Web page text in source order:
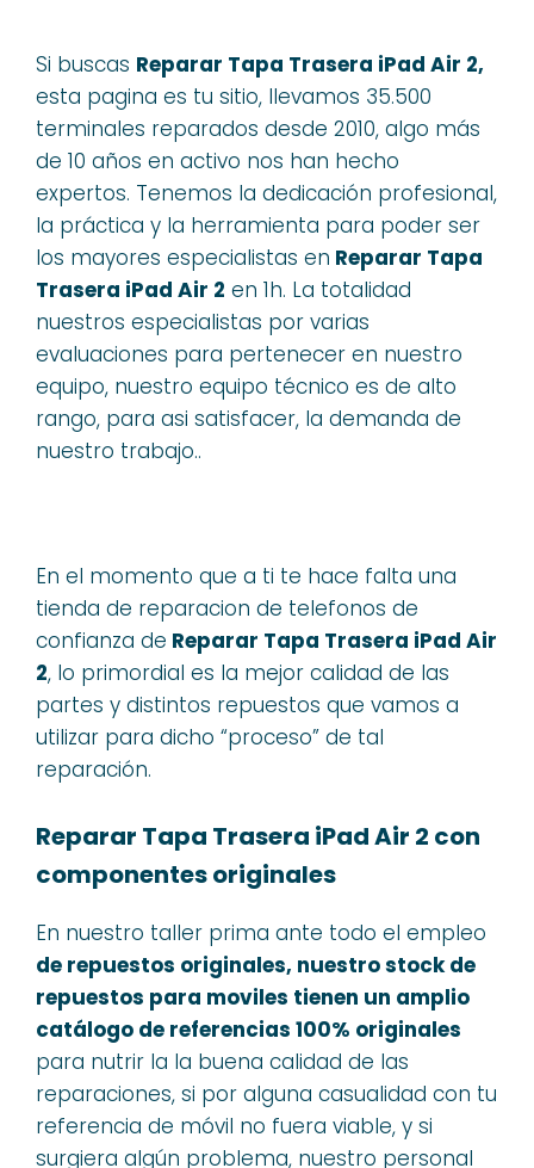
Si buscas Reparar Tapa Trasera iPad Air 2,
esta pagina es tu sitio, llevamos 35.500
terminales reparados desde 2010, algo más
de 10 años en activo nos han hecho
expertos. Tenemos la dedicación profesional,
la práctica y la herramienta para poder ser
los mayores especialistas en Reparar Tapa
Trasera iPad Air 2 en 1h. La totalidad
nuestros especialistas por varias
evaluaciones para pertenecer en nuestro
equipo, nuestro equipo técnico es de alto
rango, para asi satisfacer, la demanda de
nuestro trabajo..
En el momento que a ti te hace falta una
tienda de reparacion de telefonos de
confianza de Reparar Tapa Trasera iPad Air
2, lo primordial es la mejor calidad de las
partes y distintos repuestos que vamos a
utilizar para dicho “proceso” de tal
reparación.
Reparar Tapa Trasera iPad Air 2 con
componentes originales
En nuestro taller prima ante todo el empleo
de repuestos originales, nuestro stock de
repuestos para moviles tienen un amplio
catálogo de referencias 100% originales
para nutrir la la buena calidad de las
reparaciones, si por alguna casualidad con tu
referencia de móvil no fuera viable, y si
surgiera algún problema, nuestro personal